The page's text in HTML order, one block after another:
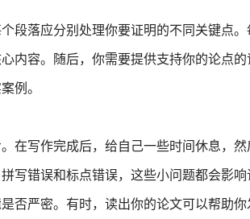
段落应分别处理你要证明的不同关键点
内容。随后，你需要提供支持你的论点
例。
在写作完成后，给自己一些时间休息，
写错误和标点错误，这些小问题都会影响
否严密。有时，读出你的论文可以帮助